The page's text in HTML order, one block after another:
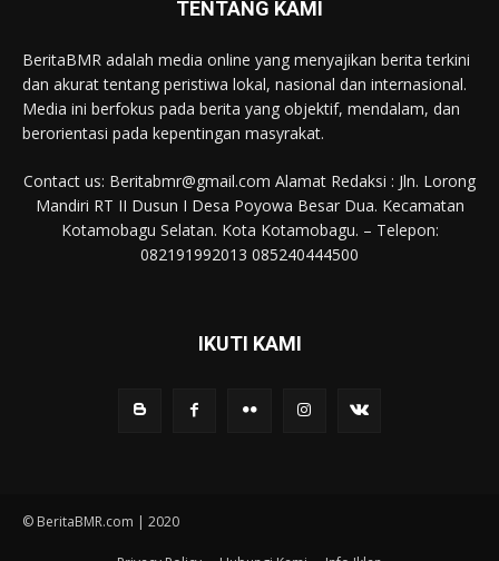
TENTANG KAMI
BeritaBMR adalah media online yang menyajikan berita terkini
dan akurat tentang peristiwa lokal, nasional dan internasional.
Media ini berfokus pada berita yang objektif, mendalam, dan
berorientasi pada kepentingan masyrakat.
Contact us: Beritabmr@gmail.com Alamat Redaksi : Jln. Lorong
Mandiri RT II Dusun I Desa Poyowa Besar Dua. Kecamatan
Kotamobagu Selatan. Kota Kotamobagu. – Telepon:
082191992013 085240444500
IKUTI KAMI
© BeritaBMR.com | 2020